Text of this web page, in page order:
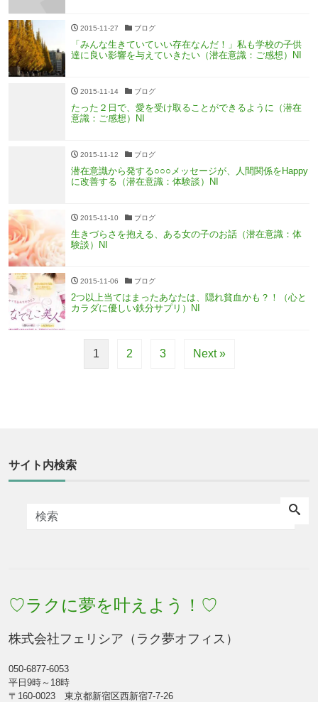
2015-11-27 ブログ
「みんな生きていていい存在なんだ！」私も学校の子供
達に良い影響を与えていきたい（潜在意識：ご感想）NI
2015-11-14 ブログ
たった２日で、愛を受け取ることができるように（潜在
意識：ご感想）NI
2015-11-12 ブログ
潜在意識から発する○○○メッセージが、人間関係をHappy
に改善する（潜在意識：体験談）NI
2015-11-10 ブログ
生きづらさを抱える、ある女の子のお話（潜在意識：体
験談）NI
2015-11-06 ブログ
2つ以上当てはまったあなたは、隠れ貧血かも？！（心と
カラダに優しい鉄分サプリ）NI
1 2 3 Next »
サイト内検索
♡ラクに夢を叶えよう！♡
株式会社フェリシア（ラク夢オフィス）
050-6877-6053
平日9時～18時
〒160-0023 東京都新宿区西新宿7-7-26